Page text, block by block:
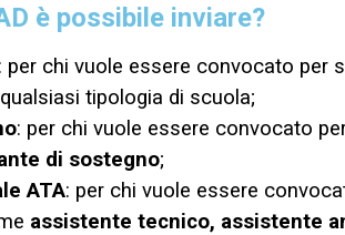
è possibile inviare?
: per chi vuole essere convocato per
tipologia di scuola;
: per chi vuole essere convocato
di sostegno;
ATA: per chi vuole essere
assistente tecnico, assistente